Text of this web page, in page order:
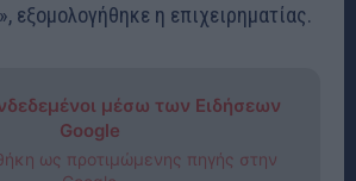
εξομολογήθηκε η επιχειρηματίας.
μέσω των Ειδήσεων
Google
ως προτιμώμενης πηγής στην